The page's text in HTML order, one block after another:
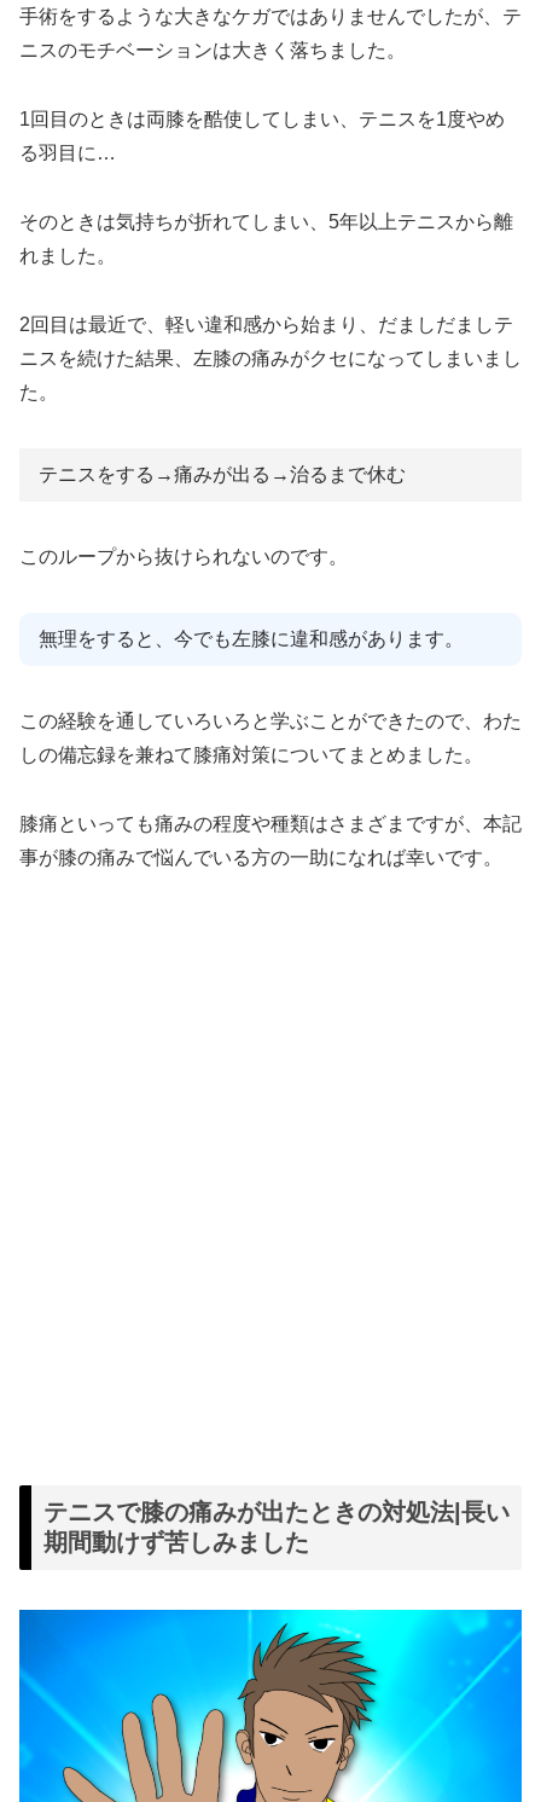
手術をするような大きなケガではありませんでしたが、テ
ニスのモチベーションは大きく落ちました。
1回目のときは両膝を酷使してしまい、テニスを1度やめ
る羽目に…
そのときは気持ちが折れてしまい、5年以上テニスから離
れました。
2回目は最近で、軽い違和感から始まり、だましだましテ
ニスを続けた結果、左膝の痛みがクセになってしまいまし
た。
テニスをする→痛みが出る→治るまで休む
このループから抜けられないのです。
無理をすると、今でも左膝に違和感があります。
この経験を通していろいろと学ぶことができたので、わた
しの備忘録を兼ねて膝痛対策についてまとめました。
膝痛といっても痛みの程度や種類はさまざまですが、本記
事が膝の痛みで悩んでいる方の一助になれば幸いです。
テニスで膝の痛みが出たときの対処法|長い
期間動けず苦しみました